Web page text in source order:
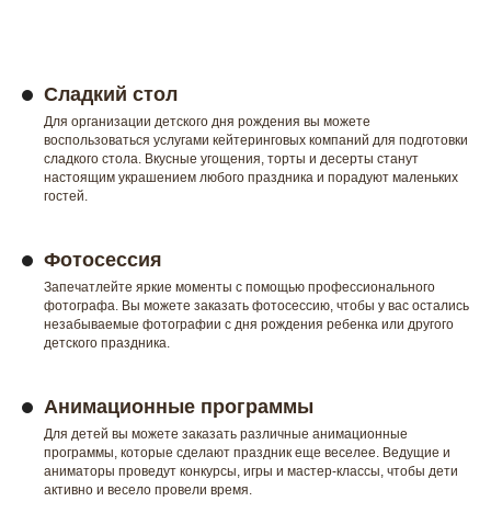
Сладкий стол
Для организации детского дня рождения вы можете
воспользоваться услугами кейтеринговых компаний для подготовки
сладкого стола. Вкусные угощения, торты и десерты станут
настоящим украшением любого праздника и порадуют маленьких
гостей.
Фотосессия
Запечатлейте яркие моменты с помощью профессионального
фотографа. Вы можете заказать фотосессию, чтобы у вас остались
незабываемые фотографии с дня рождения ребенка или другого
детского праздника.
Анимационные программы
Для детей вы можете заказать различные анимационные
программы, которые сделают праздник еще веселее. Ведущие и
аниматоры проведут конкурсы, игры и мастер-классы, чтобы дети
активно и весело провели время.